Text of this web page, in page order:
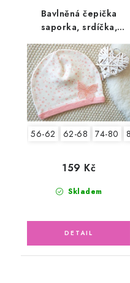
Bavlněná čepička
saporka, srdíčka,
56-62 62-68 74-80
Skladem
159 Kč